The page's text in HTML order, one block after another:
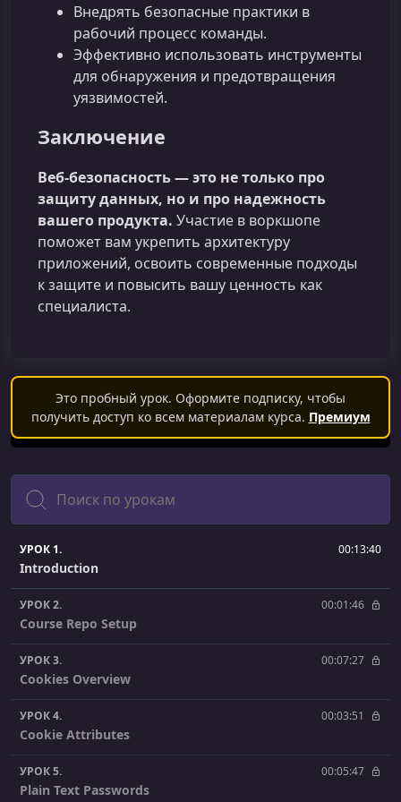
Внедрять безопасные практики в
рабочий процесс команды.
Эффективно использовать инструменты
для обнаружения и предотвращения
уязвимостей.
Заключение
Веб-безопасность — это не только про
защиту данных, но и про надежность
вашего продукта. Участие в воркшопе
поможет вам укрепить архитектуру
приложений, освоить современные подходы
к защите и повысить вашу ценность как
специалиста.
Это пробный урок. Оформите подписку, чтобы
получить доступ ко всем материалам курса. Премиум
Поиск
УРОК 1. 00:13:40
Introduction
УРОК 2. 00:01:46
Course Repo Setup
УРОК 3. 00:07:27
Cookies Overview
УРОК 4. 00:03:51
Cookie Attributes
УРОК 5. 00:05:47
Plain Text Passwords